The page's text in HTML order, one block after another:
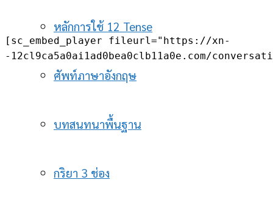
หลักการใช้ 12 Tense
ศัพท์ภาษาอังกฤษ
บทสนทนาพื้นฐาน
กริยา 3 ช่อง
[sc_embed_player fileurl="https://xn-
-12cl9ca5a0ai1ad0bea0clb11a0e.com/